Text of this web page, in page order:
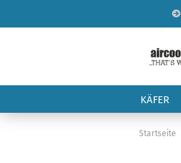
KÄFER
Startseite